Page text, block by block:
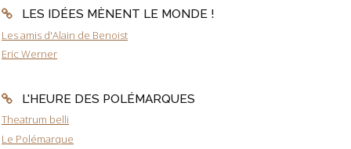
LES IDÉES MÈNENT LE MONDE !
Les amis d'Alain de Benoist
Eric Werner
L'HEURE DES POLÉMARQUES
Theatrum belli
Le Polémarque